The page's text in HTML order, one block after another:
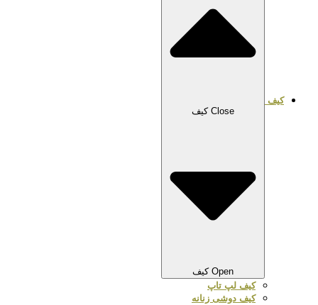
کیف
Close کیف
Open کیف
کیف لپ تاپ
کیف دوشی زنانه